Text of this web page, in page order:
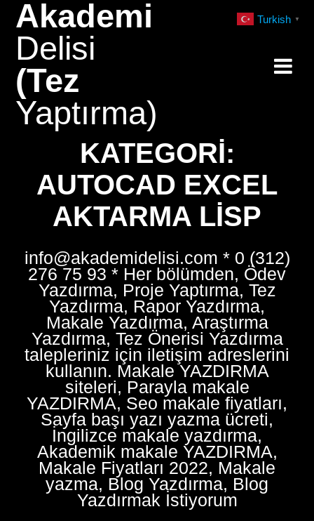
Akademi
Delisi
(Tez
Yaptırma)
KATEGORI:
AUTOCAD EXCEL
AKTARMA LISP
info@akademidelisi.com * 0 (312)
276 75 93 * Her bölümden, Ödev
Yazdırma, Proje Yaptırma, Tez
Yazdırma, Rapor Yazdırma,
Makale Yazdırma, Araştırma
Yazdırma, Tez Önerisi Yazdırma
talepleriniz için iletişim adreslerini
kullanın. Makale YAZDIRMA
siteleri, Parayla makale
YAZDIRMA, Seo makale fiyatları,
Sayfa başı yazı yazma ücreti,
İngilizce makale yazdırma,
Akademik makale YAZDIRMA,
Makale Fiyatları 2022, Makale
yazma, Blog Yazdırma, Blog
Yazdırmak İstiyorum
Turkish ▼